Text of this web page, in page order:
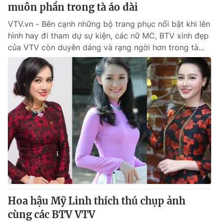
muôn phần trong tà áo dài
VTV.vn - Bên cạnh những bộ trang phục nổi bật khi lên
hình hay đi tham dự sự kiện, các nữ MC, BTV xinh đẹp
của VTV còn duyên dáng và rạng ngời hơn trong tà...
Hoa hậu Mỹ Linh thích thú chụp ảnh
cùng các BTV VTV